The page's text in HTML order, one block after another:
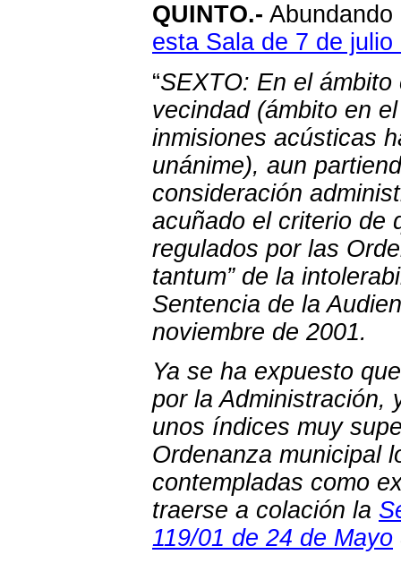
QUINTO.-
esta Sala de 7 de julio
“SEXTO: En el
vecindad (ámbito en
inmisiones acústicas
unánime), aun
consideración
acuñado el criterio de
regulados por las
tantum” de la
Sentencia de la
noviembre de 2001.
Ya se ha expuesto
por la Administración,
unos índices muy
Ordenanza municipal
contempladas como
traerse a colación la
119/01 de 24 de Mayo